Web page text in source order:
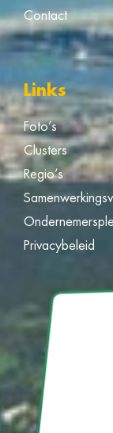
Contact
Links
Foto’s
Clusters
Regio’s
Privacybeleid